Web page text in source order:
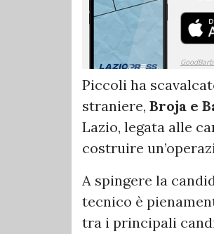
Piccoli ha
straniere, Broja e
Lazio, legata alle
costruire
A spingere la
tecnico è
tra i principali